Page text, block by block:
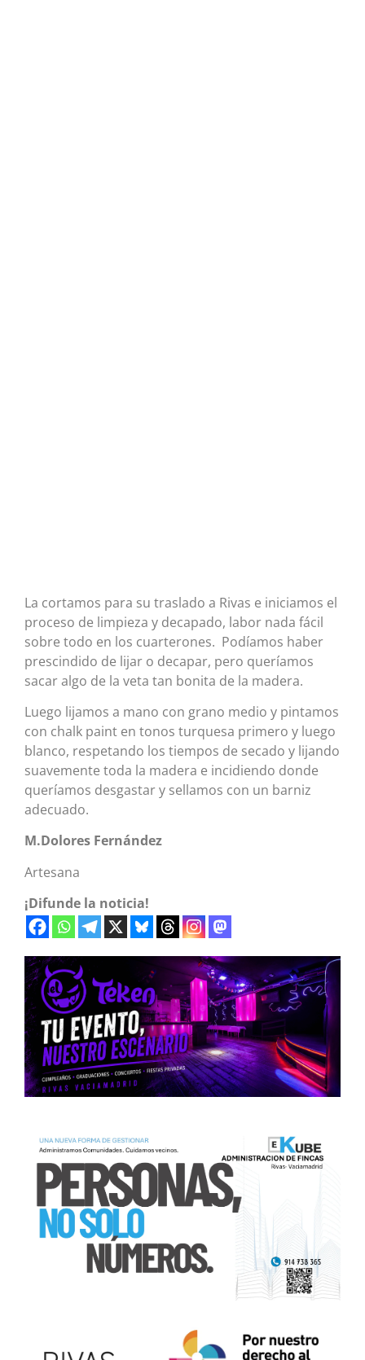
La cortamos para su traslado a Rivas e iniciamos el
proceso de limpieza y decapado, labor nada fácil
sobre todo en los cuarterones. Podíamos haber
prescindido de lijar o decapar, pero queríamos
sacar algo de la veta tan bonita de la madera.
Luego lijamos a mano con grano medio y pintamos
con chalk paint en tonos turquesa primero y luego
blanco, respetando los tiempos de secado y lijando
suavemente toda la madera e incidiendo donde
queríamos desgastar y sellamos con un barniz
adecuado.
M.Dolores Fernández
Artesana
¡Difunde la noticia!